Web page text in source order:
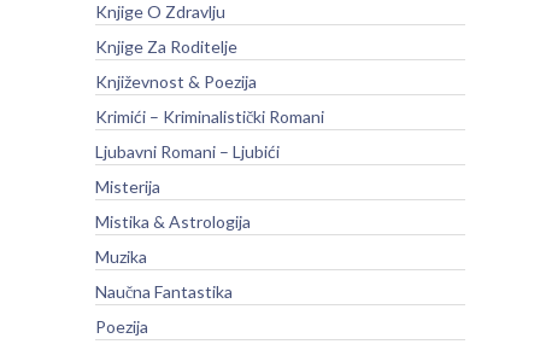
Knjige O Zdravlju
Knjige Za Roditelje
Književnost & Poezija
Krimići – Kriminalistički Romani
Ljubavni Romani – Ljubići
Misterija
Mistika & Astrologija
Muzika
Naučna Fantastika
Poezija